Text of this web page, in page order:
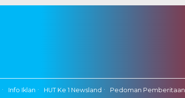
Info Iklan HUT Ke 1 Newsland Pedoman Pemberitaan